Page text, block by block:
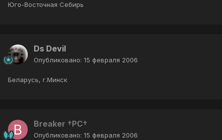
Юго-Восточная Себирь
Ds Devil
Опубликовано: 15 февраля 2006
Беларусь, г.Минск
Breaker †PC†
Опубликовано: 15 февраля 2006